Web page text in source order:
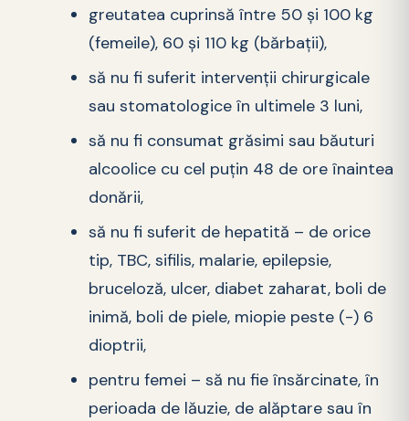
greutatea cuprinsă între 50 şi 100 kg
(femeile), 60 şi 110 kg (bărbaţii),
să nu fi suferit intervenţii chirurgicale
sau stomatologice în ultimele 3 luni,
să nu fi consumat grăsimi sau băuturi
alcoolice cu cel puţin 48 de ore înaintea
donării,
să nu fi suferit de hepatită – de orice
tip, TBC, sifilis, malarie, epilepsie,
bruceloză, ulcer, diabet zaharat, boli de
inimă, boli de piele, miopie peste (-) 6
dioptrii,
pentru femei – să nu fie însărcinate, în
perioada de lăuzie, de alăptare sau în